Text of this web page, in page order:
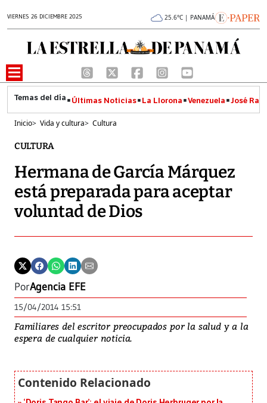
VIERNES 26 DICIEMBRE 2025 25.6°C | PANAMÁ
Últimas Noticias La Llorona Venezuela José
Inicio> Vida y cultura> Cultura
CULTURA
Hermana de García Márquez
está preparada para aceptar
voluntad de Dios
PorAgencia EFE
15/04/2014 15:51
Familiares del escritor preocupados por la salud y a la
espera de cualquier noticia.